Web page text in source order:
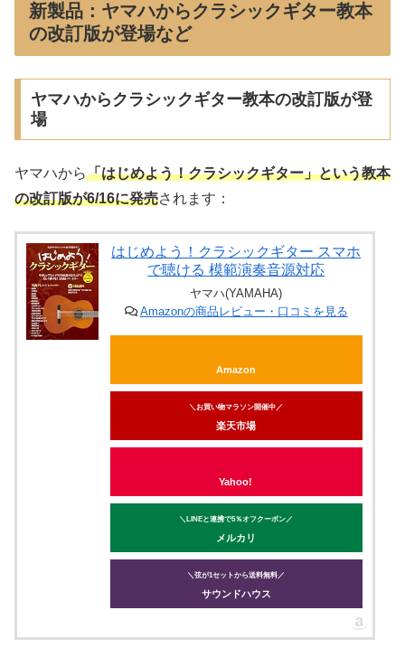
新製品：ヤマハからクラシックギター教本
の改訂版が登場など
ヤマハからクラシックギター教本の改訂版が登
場
ヤマハから「はじめよう！クラシックギター」という教本
の改訂版が6/16に発売されます：
はじめよう！クラシックギター スマホ
で聴ける 模範演奏音源対応
ヤマハ(YAMAHA)
Amazonの商品レビュー・口コミを見る
Amazon
＼お買い物マラソン開催中／
楽天市場
Yahoo!
＼LINEと連携で5％オフクーポン／
メルカリ
＼弦が1セットから送料無料／
サウンドハウス